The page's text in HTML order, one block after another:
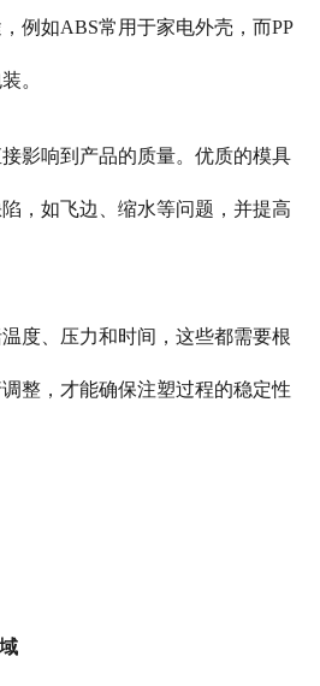
例如ABS常用于家电外壳，而PP
。
影响到产品的质量。优质的模具
，如飞边、缩水等问题，并提高
度、压力和时间，这些都需要根
整，才能确保注塑过程的稳定性